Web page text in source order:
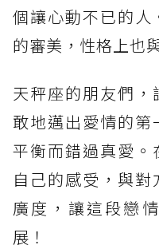
個讓心動不已的人
的審美，性格上也
天秤座的朋友們，
敢地邁出愛情的
平衡而錯過真愛。
自己的感受，與
廣度，讓這段戀
展！